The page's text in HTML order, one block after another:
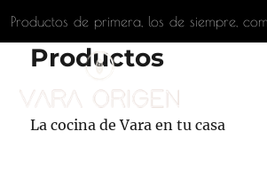
Productos de primera, los de siempre,
Vara Origen
Productos
La cocina de Vara en tu casa